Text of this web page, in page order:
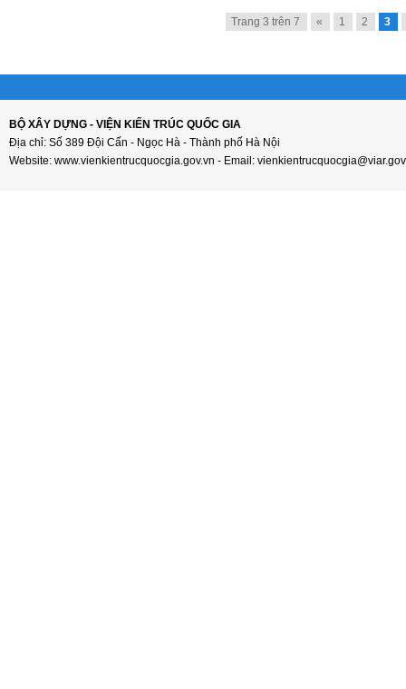
Trang 3 trên 7 « 1 2 3
BỘ XÂY DỰNG - VIỆN KIẾN TRÚC QUỐC GIA
Địa chỉ: Số 389 Đội Cấn - Ngọc Hà - Thành phố Hà Nội
Website: www.vienkientrucquocgia.gov.vn - Email: